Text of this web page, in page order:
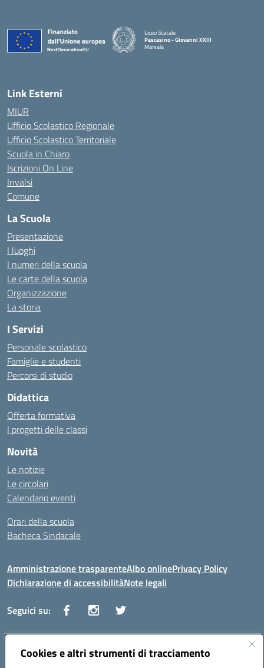
Cookies e altri strumenti di tracciamento
Liceo Statale
Pascasino - Giovanni XXIII
Marsala
Link Esterni
MIUR
Ufficio Scolastico Regionale
Ufficio Scolastico Territoriale
Scuola in Chiaro
Iscrizioni On Line
Invalsi
Comune
La Scuola
Presentazione
I luoghi
I numeri della scuola
Le carte della scuola
Organizzazione
La storia
I Servizi
Personale scolastico
Famiglie e studenti
Percorsi di studio
Didattica
Offerta formativa
I progetti delle classi
Novità
Le notizie
Le circolari
Calendario eventi
Orari della scuola
Bacheca Sindacale
Amministrazione trasparenteAlbo onlinePrivacy Policy
Dichiarazione di accessibilitàNote legali
Seguici su:
Indirizzo:Via Vaccari n.5 e Via Falcone n.20 - 91025 Marsala